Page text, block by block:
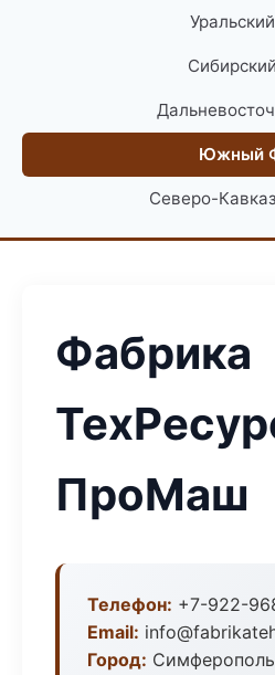
Южный
Северо-
Фабрика
ПроМаш
Телефон: +7-922-
Email:
Город: Симферополь